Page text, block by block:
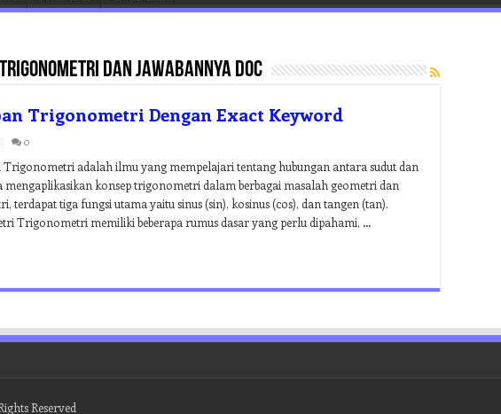
dan jawabannya doc
Trigonometri Dengan Exact Keyword
0
adalah ilmu yang mempelajari tentang hubungan antara sudut dan
mengaplikasikan konsep trigonometri dalam berbagai masalah geometri dan
terdapat tiga fungsi utama yaitu sinus (sin), kosinus (cos), dan tangen (tan).
Trigonometri memiliki beberapa rumus dasar yang perlu dipahami, …
Reserved